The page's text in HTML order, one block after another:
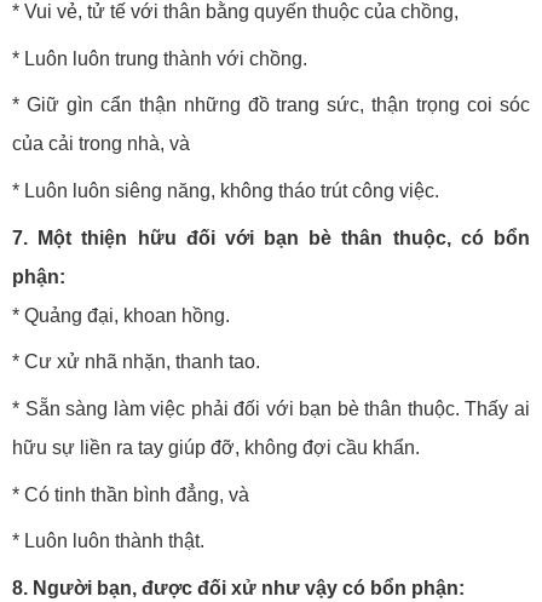
* Vui vẻ, tử tế với thân bằng quyến thuộc của chồng,
* Luôn luôn trung thành với chồng.
* Giữ gìn cẩn thận những đồ trang sức, thận trọng coi sóc
của cải trong nhà, và
* Luôn luôn siêng năng, không tháo trút công việc.
7. Một thiện hữu đối với bạn bè thân thuộc, có bổn
phận:
* Quảng đại, khoan hồng.
* Cư xử nhã nhặn, thanh tao.
* Sẵn sàng làm việc phải đối với bạn bè thân thuộc. Thấy ai
hữu sự liền ra tay giúp đỡ, không đợi cầu khẩn.
* Có tinh thần bình đẳng, và
* Luôn luôn thành thật.
8. Người bạn, được đối xử như vậy có bổn phận: